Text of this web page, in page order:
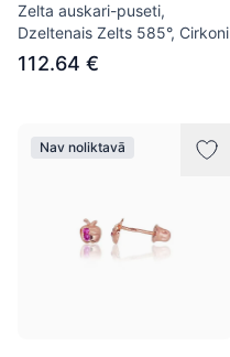
Zelta auskari-puseti,
Dzeltenais Zelts 585°, Cirkoni
112.64 €
Nav noliktavā